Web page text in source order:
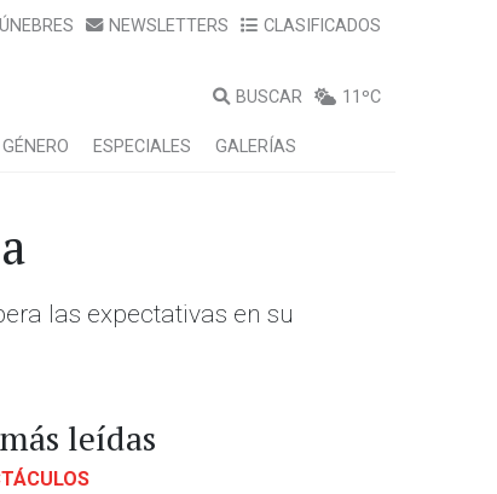
NEWSLETTERS CLASIFICADOS
BUSCAR 11ºC
GÉNERO ESPECIALES GALERÍAS
las expectativas en su
leídas